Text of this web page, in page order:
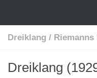
Dreiklang / Riemanns
Dreiklang